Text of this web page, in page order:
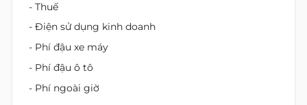
- Thuế
- Điện sử dụng kinh doanh
- Phí đậu xe máy
- Phí đậu ô tô
- Phí ngoài giờ